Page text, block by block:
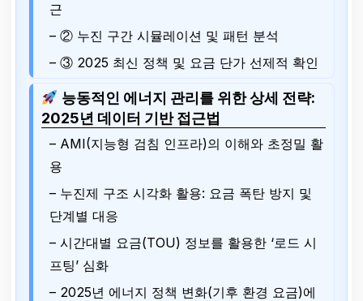
근
– ② 누진 구간 시뮬레이션 및 패턴 분석
– ③ 2025 최신 정책 및 요금 단가 선제적 확인
능동적인 에너지 관리를 위한 상세 전략:
2025년 데이터 기반 접근법
– AMI(지능형 검침 인프라)의 이해와 초정밀 활
용
– 누진제 구조 시각화 활용: 요금 폭탄 방지 및
단계별 대응
– 시간대별 요금(TOU) 정보를 활용한 ‘로드 시
프팅’ 심화
– 2025년 에너지 정책 변화(기후 환경 요금)에